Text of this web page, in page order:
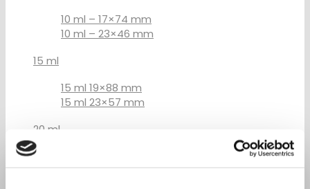
10 ml – 17×74 mm
10 ml – 23×46 mm
15 ml
15 ml 19×88 mm
15 ml 23×57 mm
20 ml
20 ml 26×60 mm